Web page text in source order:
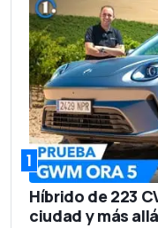
1
Híbrido de 223
ciudad y más